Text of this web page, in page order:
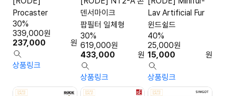
Procaster
237,000 원
339,000원
30%
상품링크
덴서마이크
팝필터 일체형
433,000 원
619,000원
30%
상품링크
Lav Artificial Fur
윈드쉴드
15,000 원
25,000원
40%
상품링크